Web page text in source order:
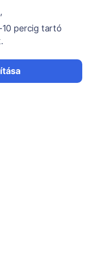
percig tartó